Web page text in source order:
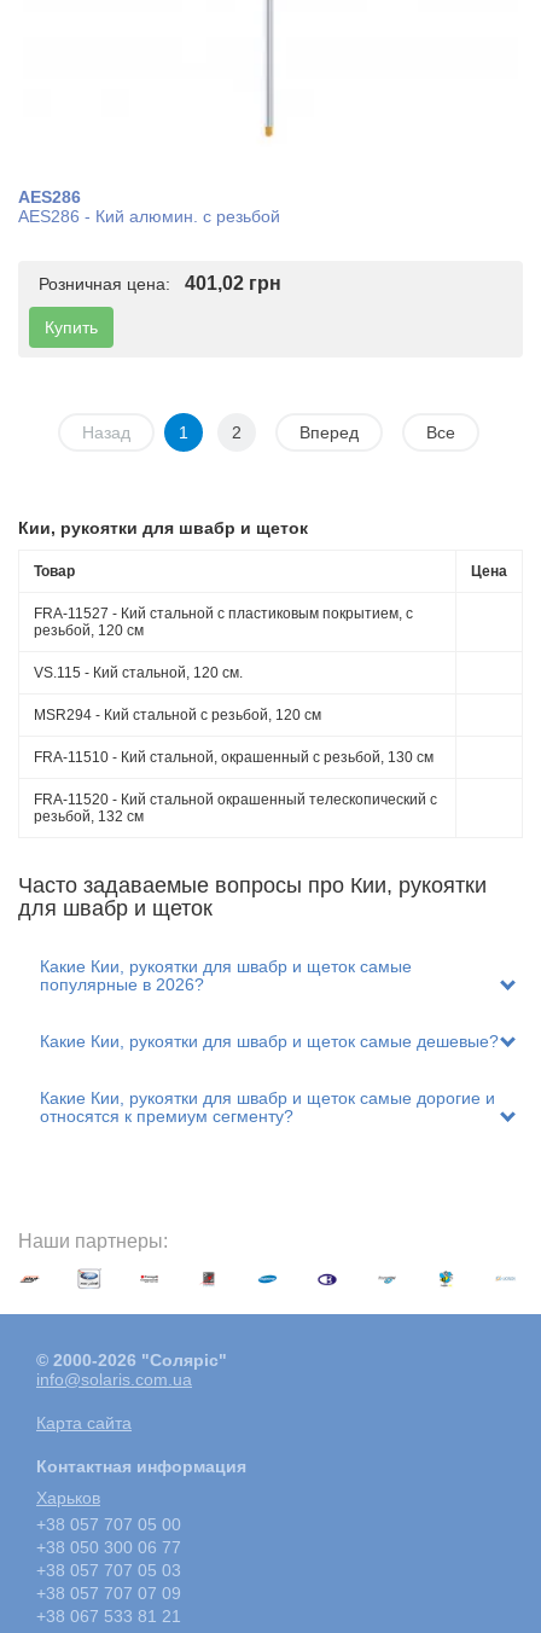
AES286
AES286 - Кий алюмин. с резьбой
Розничная цена: 401,02 грн
Купить
Назад 1 2 Вперед Все
Кии, рукоятки для швабр и щеток
Товар Цена
FRA-11527 - Кий стальной с пластиковым покрытием, с
резьбой, 120 см
VS.115 - Кий стальной, 120 см.
MSR294 - Кий стальной с резьбой, 120 см
FRA-11510 - Кий стальной, окрашенный с резьбой, 130 см
FRA-11520 - Кий стальной окрашенный телескопический с
резьбой, 132 см
Часто задаваемые вопросы пpo Кии, рукоятки
для швабр и щеток
Какие Кии, рукоятки для швабр и щеток самые
популярные в 2026?
Какие Кии, рукоятки для швабр и щеток самые дешевые?
Какие Кии, рукоятки для швабр и щеток самые дорогие и
относятся к премиум сегменту?
Наши партнеры:
© 2000-2026 "Соляріс"
info@solaris.com.ua
Карта сайта
Контактная информация
Харьков
+38 057 707 05 00
+38 050 300 06 77
+38 057 707 05 03
+38 057 707 07 09
+38 067 533 81 21